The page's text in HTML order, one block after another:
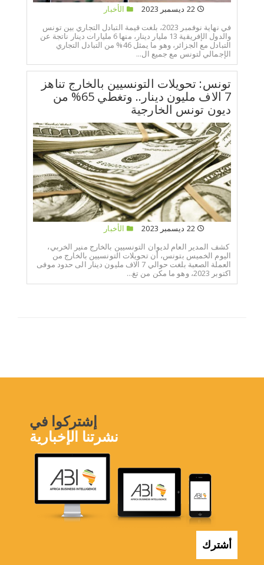
22 ديسمبر 2023
الأخبار
في نهاية نوفمبر 2023، بلغت قيمة التبادل التجاري بين تونس
والدول الإفريقية 13 مليار دينار، منها 6 مليارات دينار ناتجة عن
التبادل مع الجزائر، وهو ما يمثل 46% من التبادل التجاري
الإجمالي لتونس مع جميع ال...
تونس: تحويلات التونسيين بالخارج تناهز
7 الاف مليون دينار.. وتغطي 65% من
ديون تونس الخارجية
22 ديسمبر 2023
الأخبار
كشف المدير العام لديوان التونسيين بالخارج منير الخربي،
اليوم الخميس بتونس، أن تحويلات التونسيين بالخارج من
العملة الصعبة بلغت حوالي 7 الاف مليون دينار الى حدود موفى
اكتوبر 2023، وهو ما مكن من تغ...
إشتركوا في
نشرتنا الإخبارية
أشترك